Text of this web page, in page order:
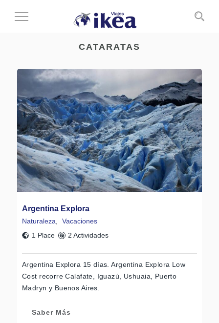
Cambiar
CATARATAS
Argentina Explora
Naturaleza
Vacaciones
1 Place
2 Actividades
Argentina Explora 15 días. Argentina Explora Low
Cost recorre Calafate, Iguazú, Ushuaia, Puerto
Madryn y Buenos Aires.
Saber Más